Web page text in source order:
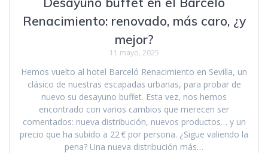
Renacimiento: renovado, más caro, ¿y
mejor?
11 mayo, 2025
Hemos vuelto al hotel Barceló Renacimiento en Sevilla, un
clásico de nuestras escapadas urbanas, para probar de
nuevo su desayuno buffet. Esta vez, nos hemos
encontrado con varios cambios que merecen ser
comentados: nueva distribución, nuevos productos… y un
precio que ha subido a 22 € por persona. ¿Sigue valiendo la
pena? Una nueva distribución más…